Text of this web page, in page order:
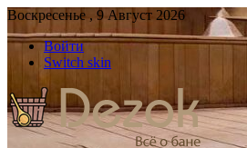
Воскресенье , 9 Август 2026
Войти
Switch skin